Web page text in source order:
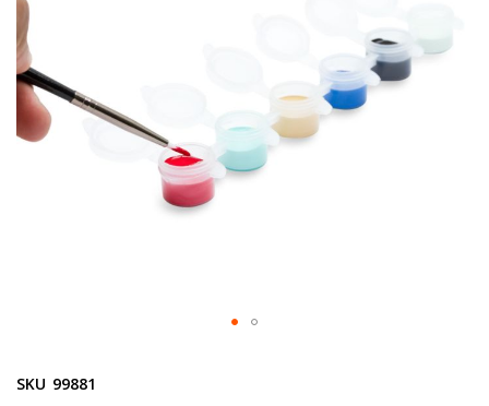
afbeeldingen-
gallerij
naar
SKU 99881